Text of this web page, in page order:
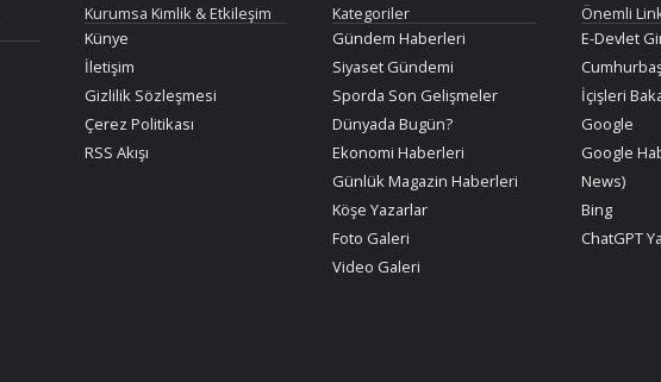
Kurumsa Kimlik & Etkileşim
Künye
İletişim
Gizlilik Sözleşmesi
Çerez Politikası
RSS Akışı
Kategoriler
Gündem Haberleri
Siyaset Gündemi
Sporda Son Gelişmeler
Dünyada Bugün?
Ekonomi Haberleri
Günlük Magazin Haberleri
Köşe Yazarlar
Foto Galeri
Video Galeri
Önemli
E-Devlet
İçişleri
Google
Google
News)
Bing
ChatGPT